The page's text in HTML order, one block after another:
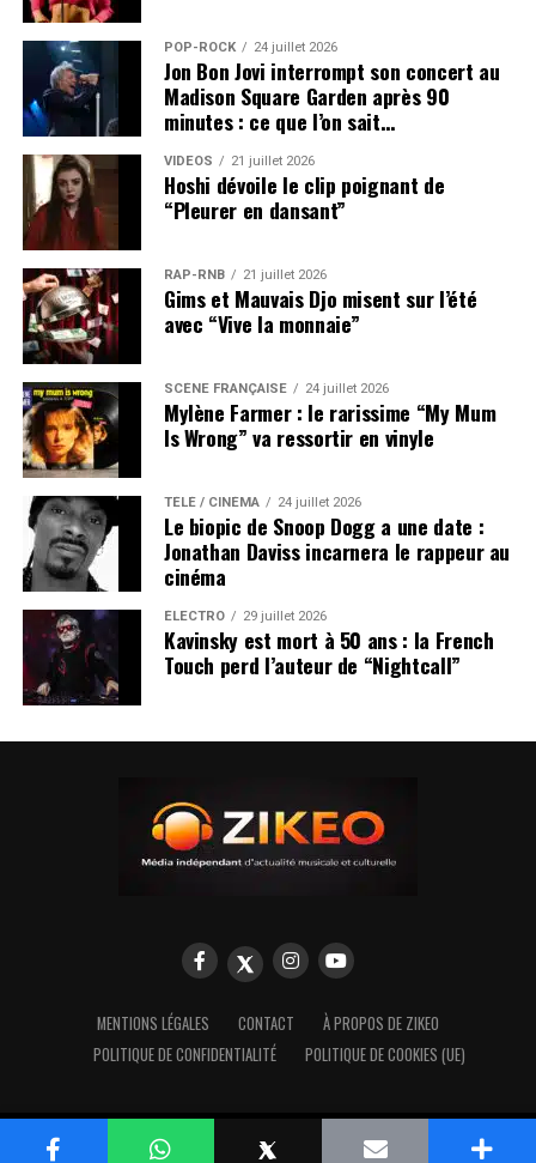
POP-ROCK 24 juillet 2026
Jon Bon Jovi interrompt son concert au
Madison Square Garden après 90
minutes : ce que l’on sait…
VIDEOS 21 juillet 2026
Hoshi dévoile le clip poignant de
“Pleurer en dansant”
RAP-RNB 21 juillet 2026
Gims et Mauvais Djo misent sur l’été
avec “Vive la monnaie”
SCÈNE FRANÇAISE 24 juillet 2026
Mylène Farmer : le rarissime “My Mum
Is Wrong” va ressortir en vinyle
TÉLÉ / CINÉMA 24 juillet 2026
Le biopic de Snoop Dogg a une date :
Jonathan Daviss incarnera le rappeur au
cinéma
ÉLECTRO 29 juillet 2026
Kavinsky est mort à 50 ans : la French
Touch perd l’auteur de “Nightcall”
MENTIONS LÉGALES CONTACT
À PROPOS DE ZIKEO
POLITIQUE DE CONFIDENTIALITÉ
POLITIQUE DE COOKIES (UE)
Copyright © 2009 Zikeo.net